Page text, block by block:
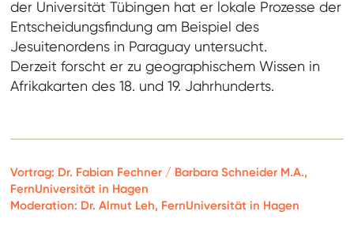
der Universität Tübingen hat er lokale Prozesse der
Entscheidungsfindung am Beispiel des
Jesuitenordens in Paraguay untersucht.
Derzeit forscht er zu geographischem Wissen in
Afrikakarten des 18. und 19. Jahrhunderts.
Vortrag: Dr. Fabian Fechner / Barbara Schneider M.A.,
FernUniversität in Hagen
Moderation: Dr. Almut Leh, FernUniversität in Hagen